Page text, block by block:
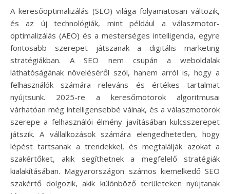
A keresőoptimalizálás (SEO) világa folyamatosan változik,
és az új technológiák, mint például a válaszmotor-
optimalizálás (AEO) és a mesterséges intelligencia, egyre
fontosabb szerepet játszanak a digitális marketing
stratégiákban. A SEO nem csupán a weboldalak
láthatóságának növeléséről szól, hanem arról is, hogy a
felhasználók számára releváns és értékes tartalmat
nyújtsunk. 2025-re a keresőmotorok algoritmusai
várhatóan még intelligensebbé válnak, és a válaszmotorok
szerepe a felhasználói élmény javításában kulcsszerepet
játszik. A vállalkozások számára elengedhetetlen, hogy
lépést tartsanak a trendekkel, és megtalálják azokat a
szakértőket, akik segíthetnek a megfelelő stratégiák
kialakításában. Magyarországon számos kiemelkedő SEO
szakértő dolgozik, akik különböző területeken nyújtanak